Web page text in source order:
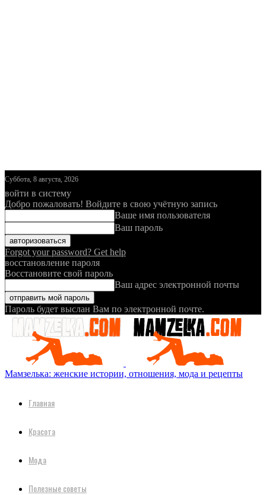
Суббота, 8 августа, 2026
войти в систему
Добро пожаловать! Войдите в свою учётную запись
Ваше имя пользователя
Ваш пароль
Forgot your password? Get help
восстановление пароля
Восстановите свой пароль
Ваш адрес электронной почты
Пароль будет выслан Вам по электронной почте.
Мамзелька: женские истории, отношения, мода и рецепты
Главная
Красота
Мода
Полезные советы